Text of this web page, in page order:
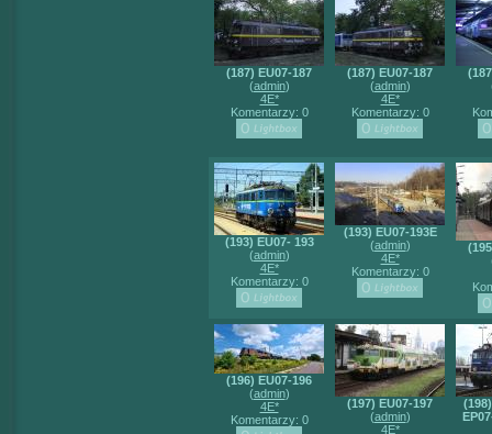
(187) EU07-187
(admin)
4E*
Komentarzy: 0
(187) EU07-187
(admin)
4E*
Komentarzy: 0
(193) EU07- 193
(admin)
4E*
Komentarzy: 0
(193) EU07-193E
(admin)
4E*
Komentarzy: 0
(196) EU07-196
(admin)
4E*
Komentarzy: 0
(197) EU07-197
(admin)
4E*